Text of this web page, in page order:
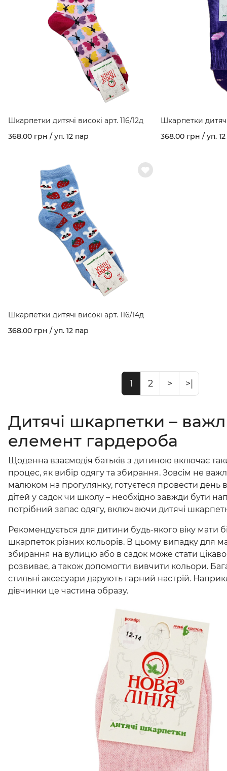
Шкарпетки дитячі високі арт. 116/12д
368.00 грн / уп. 12 пар
Шкарпетки
368.00 грн / уп.
Шкарпетки дитячі високі арт. 116/14д
368.00 грн / уп. 12 пар
1 2 > >|
Дитячі шкарпетки –
елемент гардероба
Щоденна взаємодія батьків з дитиною включає
процес, як вибір одягу та збирання. Зовсім не
малюком на прогулянку, готуєтеся провести день
дітей у садок чи школу – необхідно завжди бути
потрібний запас одягу, включаючи дитячі
Рекомендується для дитини будь-якого віку мати
шкарпеток різних кольорів. В цьому випадку для
збирання на вулицю або в садок може стати
розвиває, а також допомогти вивчити кольори.
стильні аксесуари дарують гарний настрій.
дівчинки це частина образу.